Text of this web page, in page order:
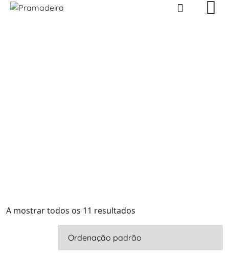
Skip
A mostrar todos os 11 resultados